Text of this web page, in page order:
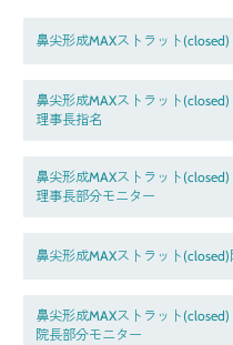
鼻尖形成MAXストラット(closed)
鼻尖形成MAXストラット(closed)
理事長指名
鼻尖形成MAXストラット(closed)
理事長部分モニター
鼻尖形成MAXストラット(closed)
鼻尖形成MAXストラット(closed)
院長部分モニター